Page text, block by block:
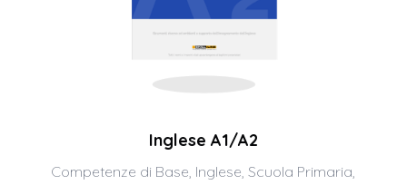
Inglese A1/A2
Competenze di Base Inglese ,Scuola Primaria